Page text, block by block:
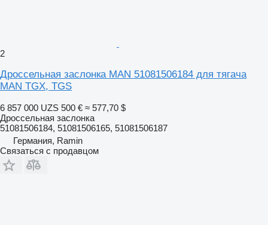
2
Дроссельная заслонка MAN 51081506184 для тягача
MAN TGX, TGS
6 857 000 UZS 500 € ≈ 577,70 $
Дроссельная заслонка
51081506184, 51081506165, 51081506187
Германия, Ramin
Связаться с продавцом